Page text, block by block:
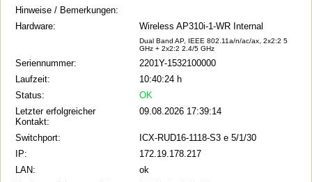
Computer-
Medienservice
Hinweise / Bemerkungen:
Hardware:
Wireless AP310i-1-WR Internal
Dual Band AP, IEEE 802.11a/n/ac/ax, 2x2:2 5
GHz + 2x2:2 2.4/5 GHz
Seriennummer:
2201Y-1532100000
Laufzeit:
10:40:24 h
Status:
OK
Letzter erfolgreicher
Kontakt:
09.08.2026 17:39:14
Switchport:
ICX-RUD16-1118-S3 e 5/1/30
IP:
172.19.178.217
LAN:
ok